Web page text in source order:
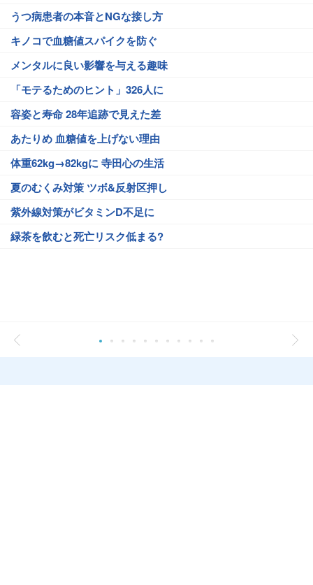
うつ病患者の本音とNGな接し方
キノコで血糖値スパイクを防ぐ
メンタルに良い影響を与える趣味
「モテるためのヒント」326人に
容姿と寿命 28年追跡で見えた差
あたりめ 血糖値を上げない理由
体重62kg→82kgに 寺田心の生活
夏のむくみ対策 ツボ&反射区押し
紫外線対策がビタミンD不足に
緑茶を飲むと死亡リスク低まる?